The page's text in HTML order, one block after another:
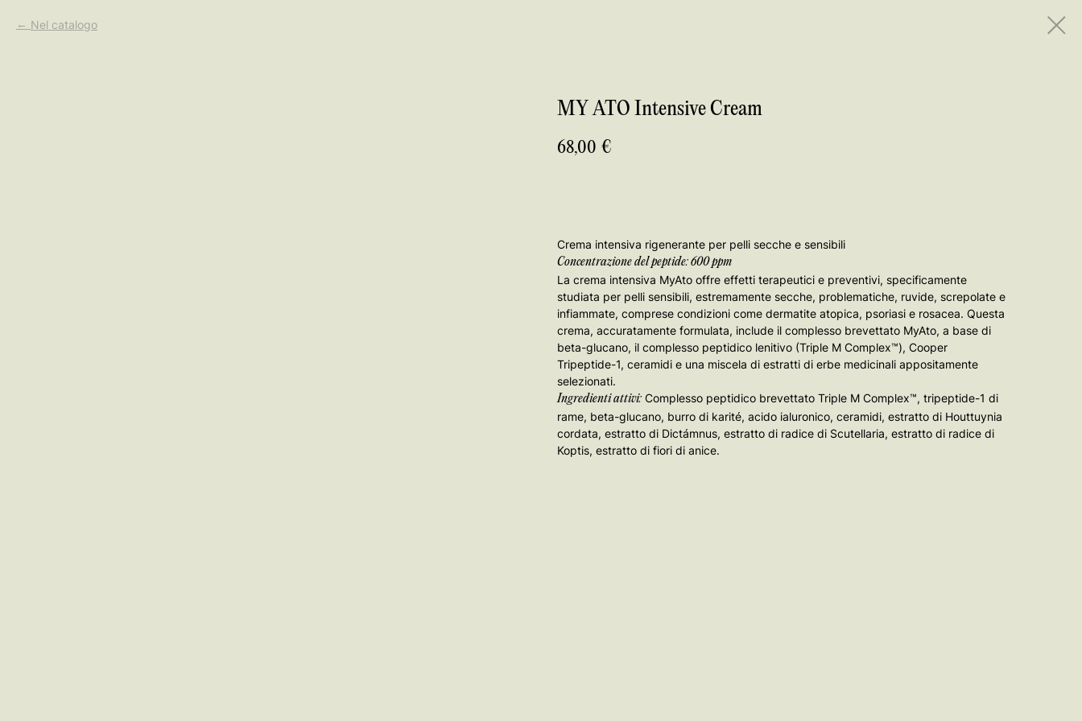
Nel catalogo
MY ATO Intensive Cream
68,00 €
Crema intensiva rigenerante per pelli secche e sensibili
Concentrazione del peptide: 600 ppm
La crema intensiva MyAto offre effetti terapeutici e preventivi, specificamente
studiata per pelli sensibili, estremamente secche, problematiche, ruvide, screpolate e
infiammate, comprese condizioni come dermatite atopica, psoriasi e rosacea. Questa
crema, accuratamente formulata, include il complesso brevettato MyAto, a base di
beta-glucano, il complesso peptidico lenitivo (Triple M Complex™), Cooper
Tripeptide-1, ceramidi e una miscela di estratti di erbe medicinali appositamente
selezionati.
Ingredienti attivi: Complesso peptidico brevettato Triple M Complex™, tripeptide-1 di
rame, beta-glucano, burro di karité, acido ialuronico, ceramidi, estratto di Houttuynia
cordata, estratto di Dictámnus, estratto di radice di Scutellaria, estratto di radice di
Koptis, estratto di fiori di anice.